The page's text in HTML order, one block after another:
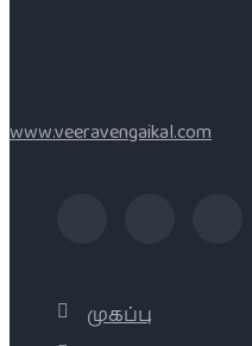
www.veeravengaikal.com
முகப்பு